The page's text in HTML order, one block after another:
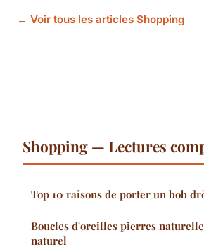
← Voir tous les articles Shopping
Shopping — Lectures
Top 10 raisons de porter un bob
Boucles d'oreilles pierres
naturel